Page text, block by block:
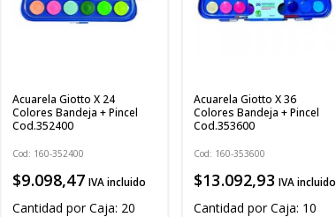
Acuarela Giotto X 24
Colores Bandeja + Pincel
Cod.352400
Cod: 160-352400
$9.098,47 IVA incluido
Cantidad por Caja: 20
Acuarela Giotto X 36
Colores Bandeja + Pincel
Cod.353600
Cod: 160-353600
$13.092,93 IVA incluido
Cantidad por Caja: 10